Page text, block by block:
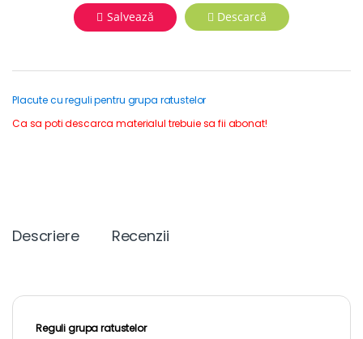
Salvează Descarcă
Placute cu reguli pentru grupa ratustelor
Ca sa poti descarca materialul trebuie sa fii abonat!
Descriere Recenzii
Reguli grupa ratustelor